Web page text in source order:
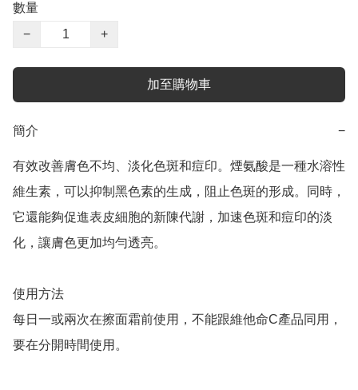
數量
−
+
加至購物車
簡介 −
有效改善膚色不均、淡化色斑和痘印。煙氨酸是一種水溶性
維生素，可以抑制黑色素的生成，阻止色斑的形成。同時，
它還能夠促進表皮細胞的新陳代謝，加速色斑和痘印的淡
化，讓膚色更加均勻透亮。
使用方法
每日一或兩次在擦面霜前使用，不能跟維他命C產品同用，
要在分開時間使用。